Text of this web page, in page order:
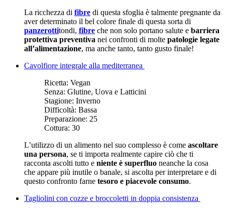
La ricchezza di fibre di questa sfoglia è talmente pregnante da
aver determinato il bel colore finale di questa sorta di
panzerottitondi, fibre che non solo portano salute e barriera
protettiva preventiva nei confronti di molte patologie legate
all’alimentazione, ma anche tanto, tanto gusto finale!
Cavolfiore integrale alla mediterranea
Ricetta: Vegan
Senza: Glutine, Uova e Latticini
Stagione: Inverno
Difficoltà: Bassa
Preparazione: 25
Cottura: 30
L’utilizzo di un alimento nel suo complesso è come ascoltare
una persona, se ti importa realmente capire ciò che ti
racconta ascolti tutto e niente è superfluo neanche la cosa
che appare più inutile o banale, si ascolta per interpretare e di
questo confronto farne tesoro e piacevole consumo.
Tagliolini con cozze e broccoletti in doppia consistenza